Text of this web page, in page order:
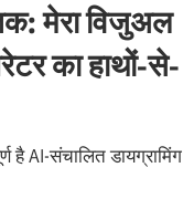
मेरा विजुअल
का हाथों-से-
AI-संचालित डायग्रामिंग